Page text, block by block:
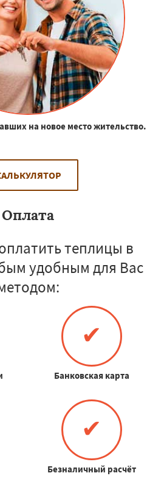
на новое место жительство.
Оплата
теплицы в
удобным для Вас
✔
Банковская карта
✔
Безналичный расчёт